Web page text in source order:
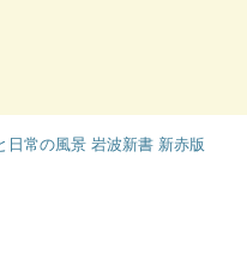
日常の風景 岩波新書 新赤版